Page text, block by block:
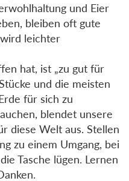
und Eier
bleiben oft gute
leichter
hat, ist „zu gut für
und die meisten
für sich zu
blendet unsere
diese Welt aus. Stellen
zu einem Umgang, bei
Tasche lügen. Lernen